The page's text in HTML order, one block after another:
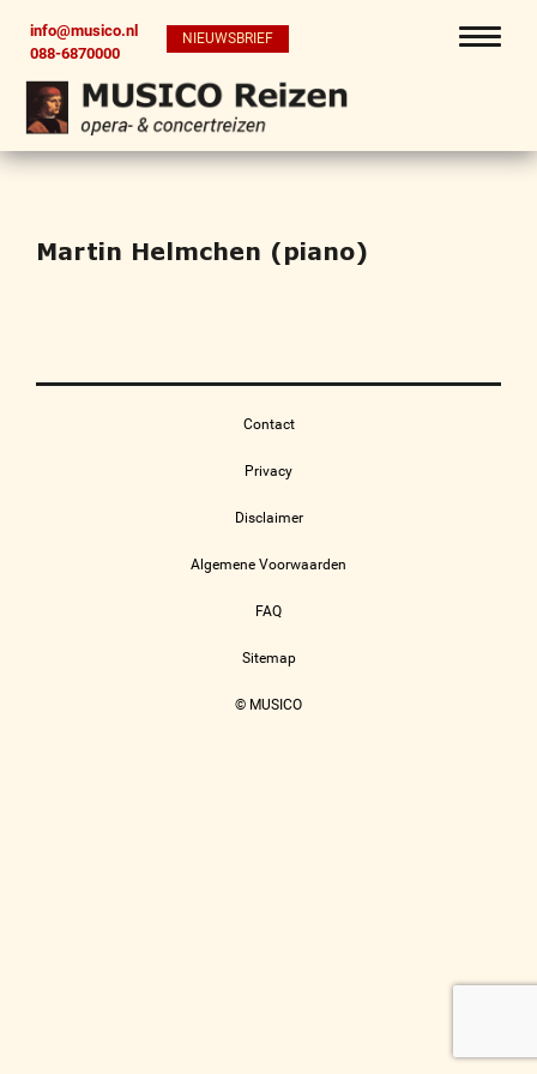
info@musico.nl
088-6870000
NIEUWSBRIEF
Martin Helmchen (piano)
Contact
Privacy
Disclaimer
Algemene Voorwaarden
FAQ
Sitemap
© MUSICO